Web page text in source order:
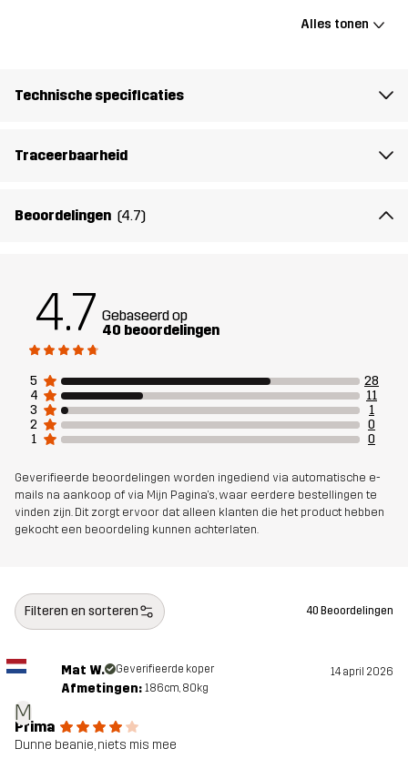
voor
Alles tonen
Technische specificaties
Traceerbaarheid
Beoordelingen (4.7)
4.7 Gebaseerd op
40 beoordelingen
5
28
4
11
3
1
2
0
1
0
Geverifieerde beoordelingen worden ingediend via automatische e-
mails na aankoop of via Mijn Pagina's, waar eerdere bestellingen te
vinden zijn. Dit zorgt ervoor dat alleen klanten die het product hebben
gekocht een beoordeling kunnen achterlaten.
Filteren en sorteren 40 Beoordelingen
M
Mat W. Geverifieerde koper 14 april 2026
Afmetingen: 186cm, 80kg
Prima
Dunne beanie, niets mis mee